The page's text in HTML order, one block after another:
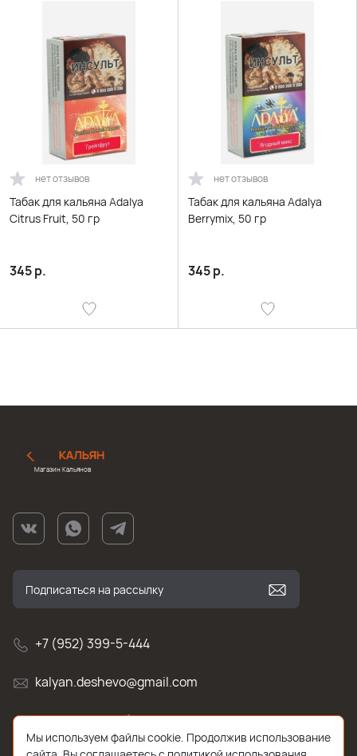
нет отзывов
Табак для кальяна Adalya
Citrus Fruit, 50 гр
345р.
нет отзывов
Табак для кальяна Adalya
Berrymix, 50 гр
345р.
Магазин Кальянов
+7 (952) 399-5-444
kalyan.deshevo@gmail.com
г. Санкт-Петербург, улица Белы Куна , д.2к1
Мы используем файлы cookie. Продолжив использование